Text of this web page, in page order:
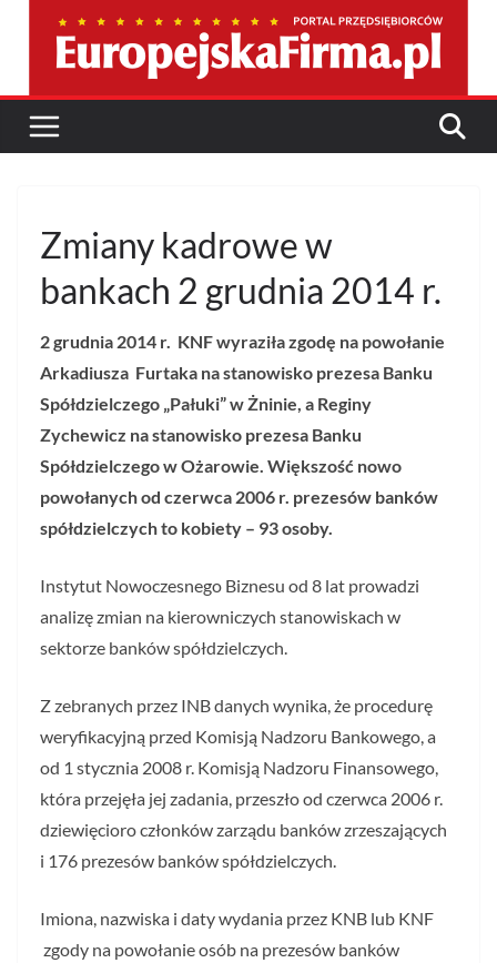
Zmiany kadrowe w
bankach 2 grudnia 2014 r.
2 grudnia 2014 r. KNF wyraziła zgodę na powołanie
Arkadiusza Furtaka na stanowisko prezesa Banku
Spółdzielczego „Pałuki” w Żninie, a Reginy
Zychewicz na stanowisko prezesa Banku
Spółdzielczego w Ożarowie. Większość nowo
powołanych od czerwca 2006 r. prezesów banków
spółdzielczych to kobiety – 93 osoby.
Instytut Nowoczesnego Biznesu od 8 lat prowadzi
analizę zmian na kierowniczych stanowiskach w
sektorze banków spółdzielczych.
Z zebranych przez INB danych wynika, że procedurę
weryfikacyjną przed Komisją Nadzoru Bankowego, a
od 1 stycznia 2008 r. Komisją Nadzoru Finansowego,
która przejęła jej zadania, przeszło od czerwca 2006 r.
dziewięcioro członków zarządu banków zrzeszających
i 176 prezesów banków spółdzielczych.
Imiona, nazwiska i daty wydania przez KNB lub KNF
zgody na powołanie osób na prezesów banków